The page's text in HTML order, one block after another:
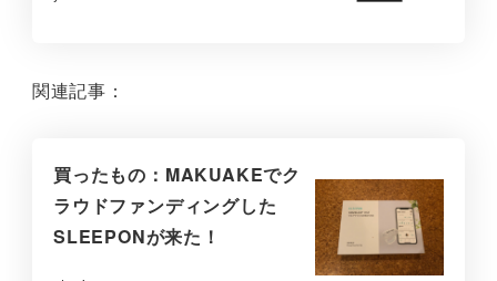
関連記事：
買ったもの：MAKUAKEでク
ラウドファンディングした
SLEEPONが来た！